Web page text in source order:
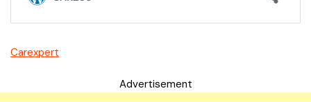
Carexpert
Advertisement